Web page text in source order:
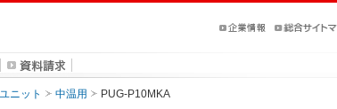
ニット 中温用 PUG-P10MKA